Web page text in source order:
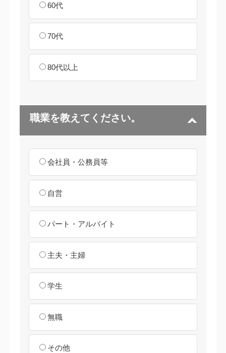
60代
70代
80代以上
職業を教えてください。
会社員・公務員等
自営
パート・アルバイト
主夫・主婦
学生
無職
その他